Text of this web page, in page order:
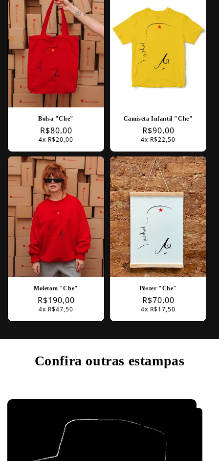
Bolsa "Che"
Regular
price
R$80,00
4x R$20,00
Camiseta Infantil "Che"
Regular
price
R$90,00
4x R$22,50
Moletom "Che"
Regular
price
R$190,00
4x R$47,50
Pôster "Che"
Regular
price
R$70,00
4x R$17,50
Confira outras estampas